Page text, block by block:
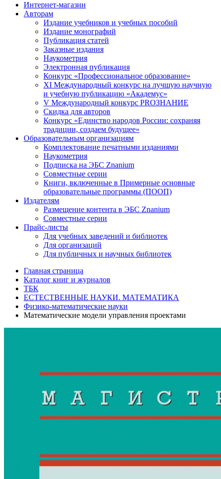
Интернет-магазин
Авторам
Издание учебников и учебных пособий
Издание монографий
Публикация статей
Заказные издания
Наукометрия
Электронная публикация
Конкурс «Профессиональное образование»
XI Международный конкурс на лучшую научную
и учебную публикацию «Академус»
V Международный конкурс PROЗНАНИЕ
Скидка для авторов
Конкурс «Единство народов России: сохраняя
традиции, создаем будущее»
Образовательным организациям
Комплектование печатными изданиями
Наукометрия
Подписка на ЭБС Znanium
Совместные серии
Книги, включенные в Примерные основные
образовательные программы (ПООП)
Издателям
Размещение контента в ЭБС Znanium
Совместные серии
Прайс-листы
Для учебных заведений и библиотек
Для организаций
Для публичных и научных библиотек
Главная страница
Каталог книг и журналов
ТБК
ЕСТЕСТВЕННЫЕ НАУКИ. МАТЕМАТИКА
Физико-математические науки
Математические модели управления проектами